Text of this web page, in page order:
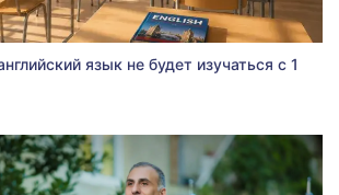
язык не будет изучаться с 1